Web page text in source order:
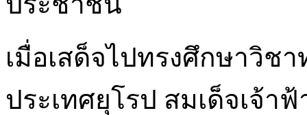
เมื่อเสด็จไปทรงศึกษาวิช
ประเทศยุโรป สมเด็จเจ้า